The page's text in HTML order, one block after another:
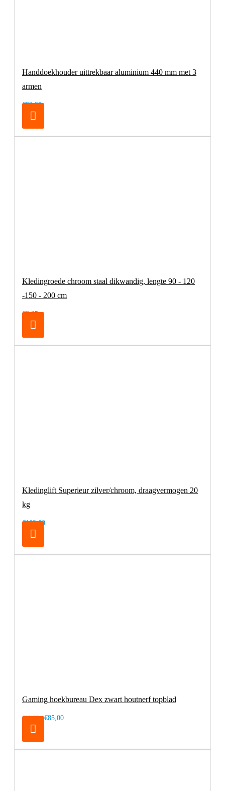
Handdoekhouder uittrekbaar aluminium 440 mm met 3
armen
€32,95
Kledingroede chroom staal dikwandig, lengte 90 - 120
-150 - 200 cm
€8,25
Kledinglift Superieur zilver/chroom, draagvermogen 20
kg
€169,00
Gaming hoekbureau Dex zwart houtnerf topblad
€99,00 €85,00